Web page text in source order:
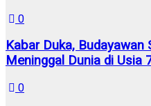
0
Kabar Duka, Budayawan
Meninggal Dunia di Usia
0